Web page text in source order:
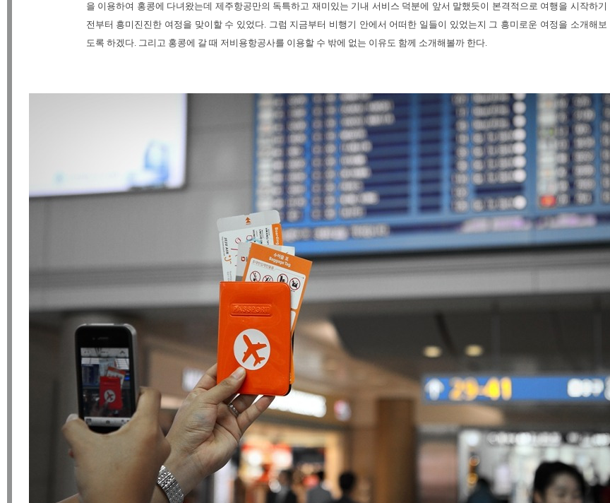
을 이용하여 홍콩에 다녀왔는데 제주항공만의 독특하고 재미있는 기내 서비스 덕분에 앞서 말했듯이 본격적으로 여행을 시작하기
전부터 흥미진진한 여정을 맞이할 수 있었다. 그럼 지금부터 비행기 안에서 어떠한 일들이 있었는지 그 흥미로운 여정을 소개해보
도록 하겠다. 그리고 홍콩에 갈 때 저비용항공사를 이용할 수 밖에 없는 이유도 함께 소개해볼까 한다.